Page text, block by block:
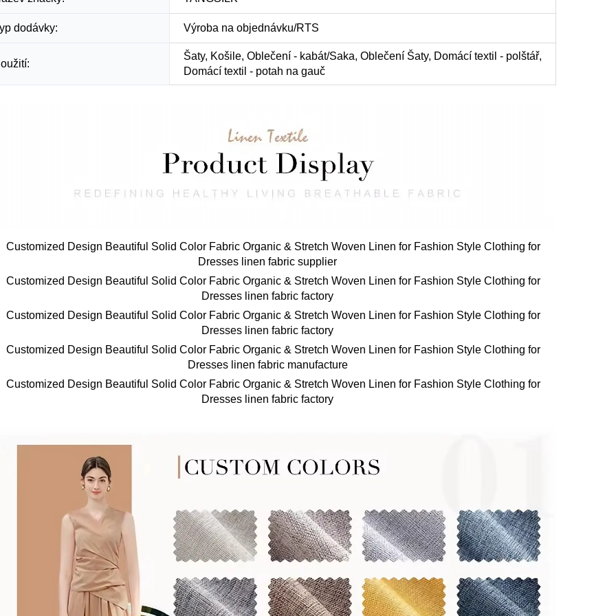
dodávky: Výroba na objednávku/RTS
Šaty, Košile, Oblečení - kabát/Saka, Oblečení Šaty, Domácí textil - polštář,
Domácí textil - potah na gauč